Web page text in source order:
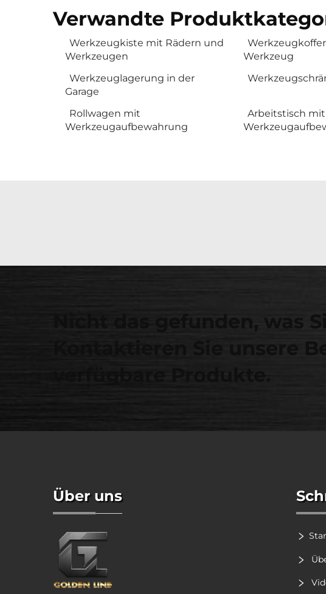
Verwandte
Werkzeugkiste mit Rädern und
Werkzeugen
Werkzeug
Werkzeuglagerung in der
Garage
Rollwagen mit
Werkzeugaufbewahrung
Arbeitstisch mit
Nicht das gefunden, was
Kontaktieren Sie unsere
Über uns